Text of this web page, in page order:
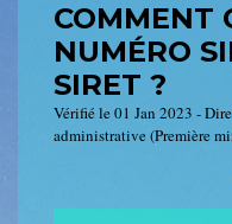
COMMENT
NUMÉRO
SIRET ?
Vérifié le 01 Jan 2023 -
administrative (Première